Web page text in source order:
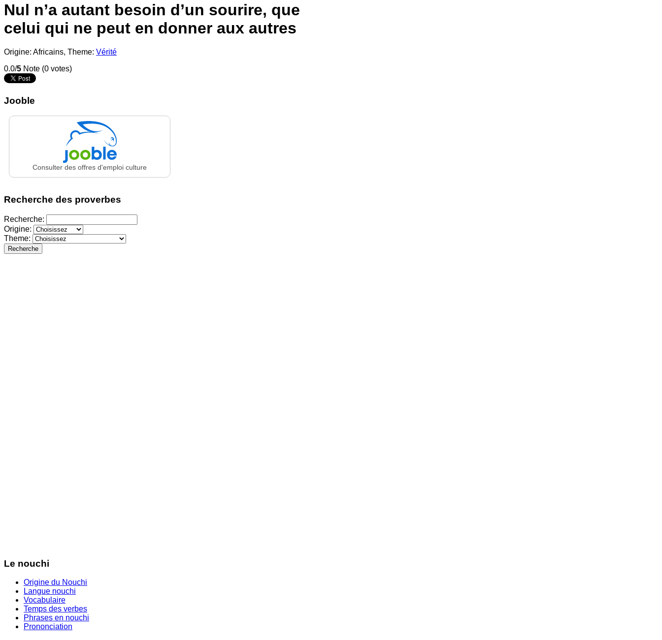
Nul n’a autant besoin d’un sourire, que
celui qui ne peut en donner aux autres
Origine: Africains, Theme: Vérité
0.0/5 Note (0 votes)
Jooble
Consulter des offres d'emploi culture
Recherche des proverbes
Recherche:
Origine:
Theme:
Recherche
Le nouchi
Origine du Nouchi
Langue nouchi
Vocabulaire
Temps des verbes
Phrases en nouchi
Prononciation